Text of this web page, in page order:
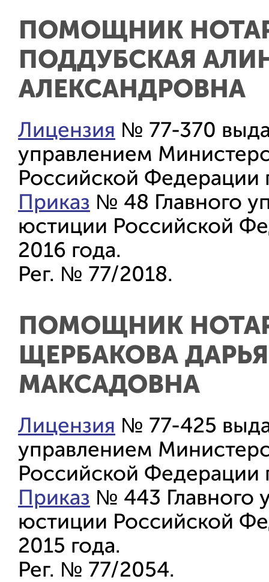
ПОМОЩНИК
ПОДДУБСКАЯ
АЛЕКСАНДРОВНА
Лицензия № 77-370
управлением
Российской Федерации
Приказ № 48 Главного
юстиции Российской
2016 года.
Рег. № 77/2018.
ПОМОЩНИК
ЩЕРБАКОВА ДАРЬЯ
МАКСАДОВНА
Лицензия № 77-425
управлением
Российской Федерации
Приказ № 443 Главного
юстиции Российской
2015 года.
​​​​​​​Рег. № 77/2054.